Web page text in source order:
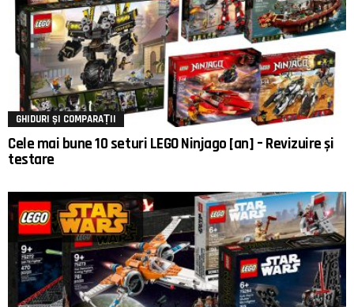
GHIDURI ȘI COMPARAȚII
Cele mai bune 10 seturi LEGO Ninjago [an] – Revizuire și
testare